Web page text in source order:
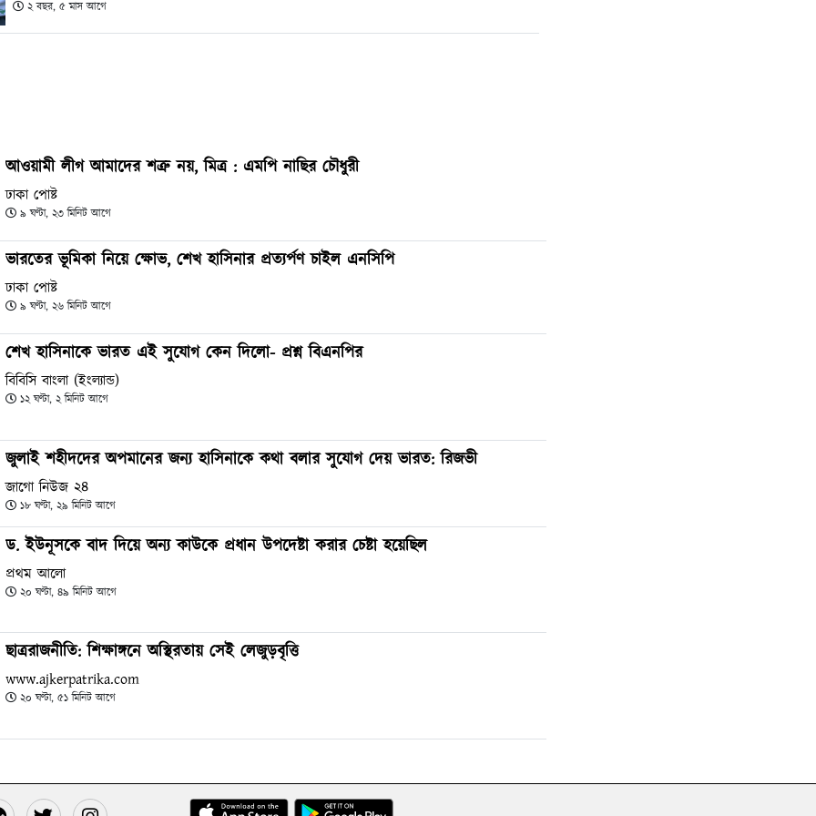
২ বছর, ৫ মাস আগে
আওয়ামী লীগ আমাদের শত্রু নয়, মিত্র : এমপি নাছির চৌধুরী
ঢাকা পোষ্ট
৯ ঘণ্টা, ২৩ মিনিট আগে
ভারতের ভূমিকা নিয়ে ক্ষোভ, শেখ হাসিনার প্রত্যর্পণ চাইল এনসিপি
ঢাকা পোষ্ট
৯ ঘণ্টা, ২৬ মিনিট আগে
শেখ হাসিনাকে ভারত এই সুযোগ কেন দিলো- প্রশ্ন বিএনপির
বিবিসি বাংলা (ইংল্যান্ড)
১২ ঘণ্টা, ২ মিনিট আগে
জুলাই শহীদদের অপমানের জন্য হাসিনাকে কথা বলার সুযোগ দেয় ভারত: রিজভী
জাগো নিউজ ২৪
১৮ ঘণ্টা, ২৯ মিনিট আগে
ড. ইউনূসকে বাদ দিয়ে অন্য কাউকে প্রধান উপদেষ্টা করার চেষ্টা হয়েছিল
প্রথম আলো
২০ ঘণ্টা, ৪৯ মিনিট আগে
ছাত্ররাজনীতি: শিক্ষাঙ্গনে অস্থিরতায় সেই লেজুড়বৃত্তি
www.ajkerpatrika.com
২০ ঘণ্টা, ৫১ মিনিট আগে